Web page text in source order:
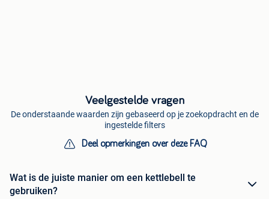
Veelgestelde vragen
De onderstaande waarden zijn gebaseerd op je zoekopdracht en de
ingestelde filters
Deel opmerkingen over deze FAQ
Wat is de juiste manier om een kettlebell te
gebruiken?